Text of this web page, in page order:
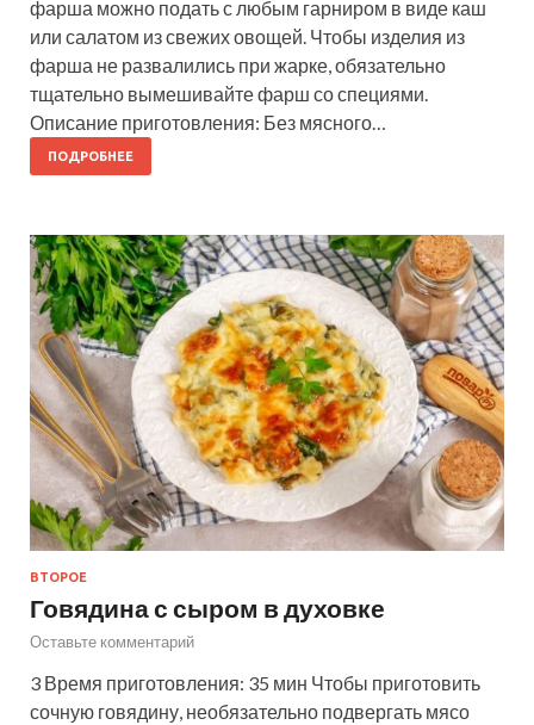
фарша можно подать с любым гарниром в виде каш
или салатом из свежих овощей. Чтобы изделия из
фарша не развалились при жарке, обязательно
тщательно вымешивайте фарш со специями.
Описание приготовления: Без мясного…
ПОДРОБНЕЕ
ВТОРОЕ
Говядина с сыром в духовке
Оставьте комментарий
3 Время приготовления: 35 мин Чтобы приготовить
сочную говядину, необязательно подвергать мясо